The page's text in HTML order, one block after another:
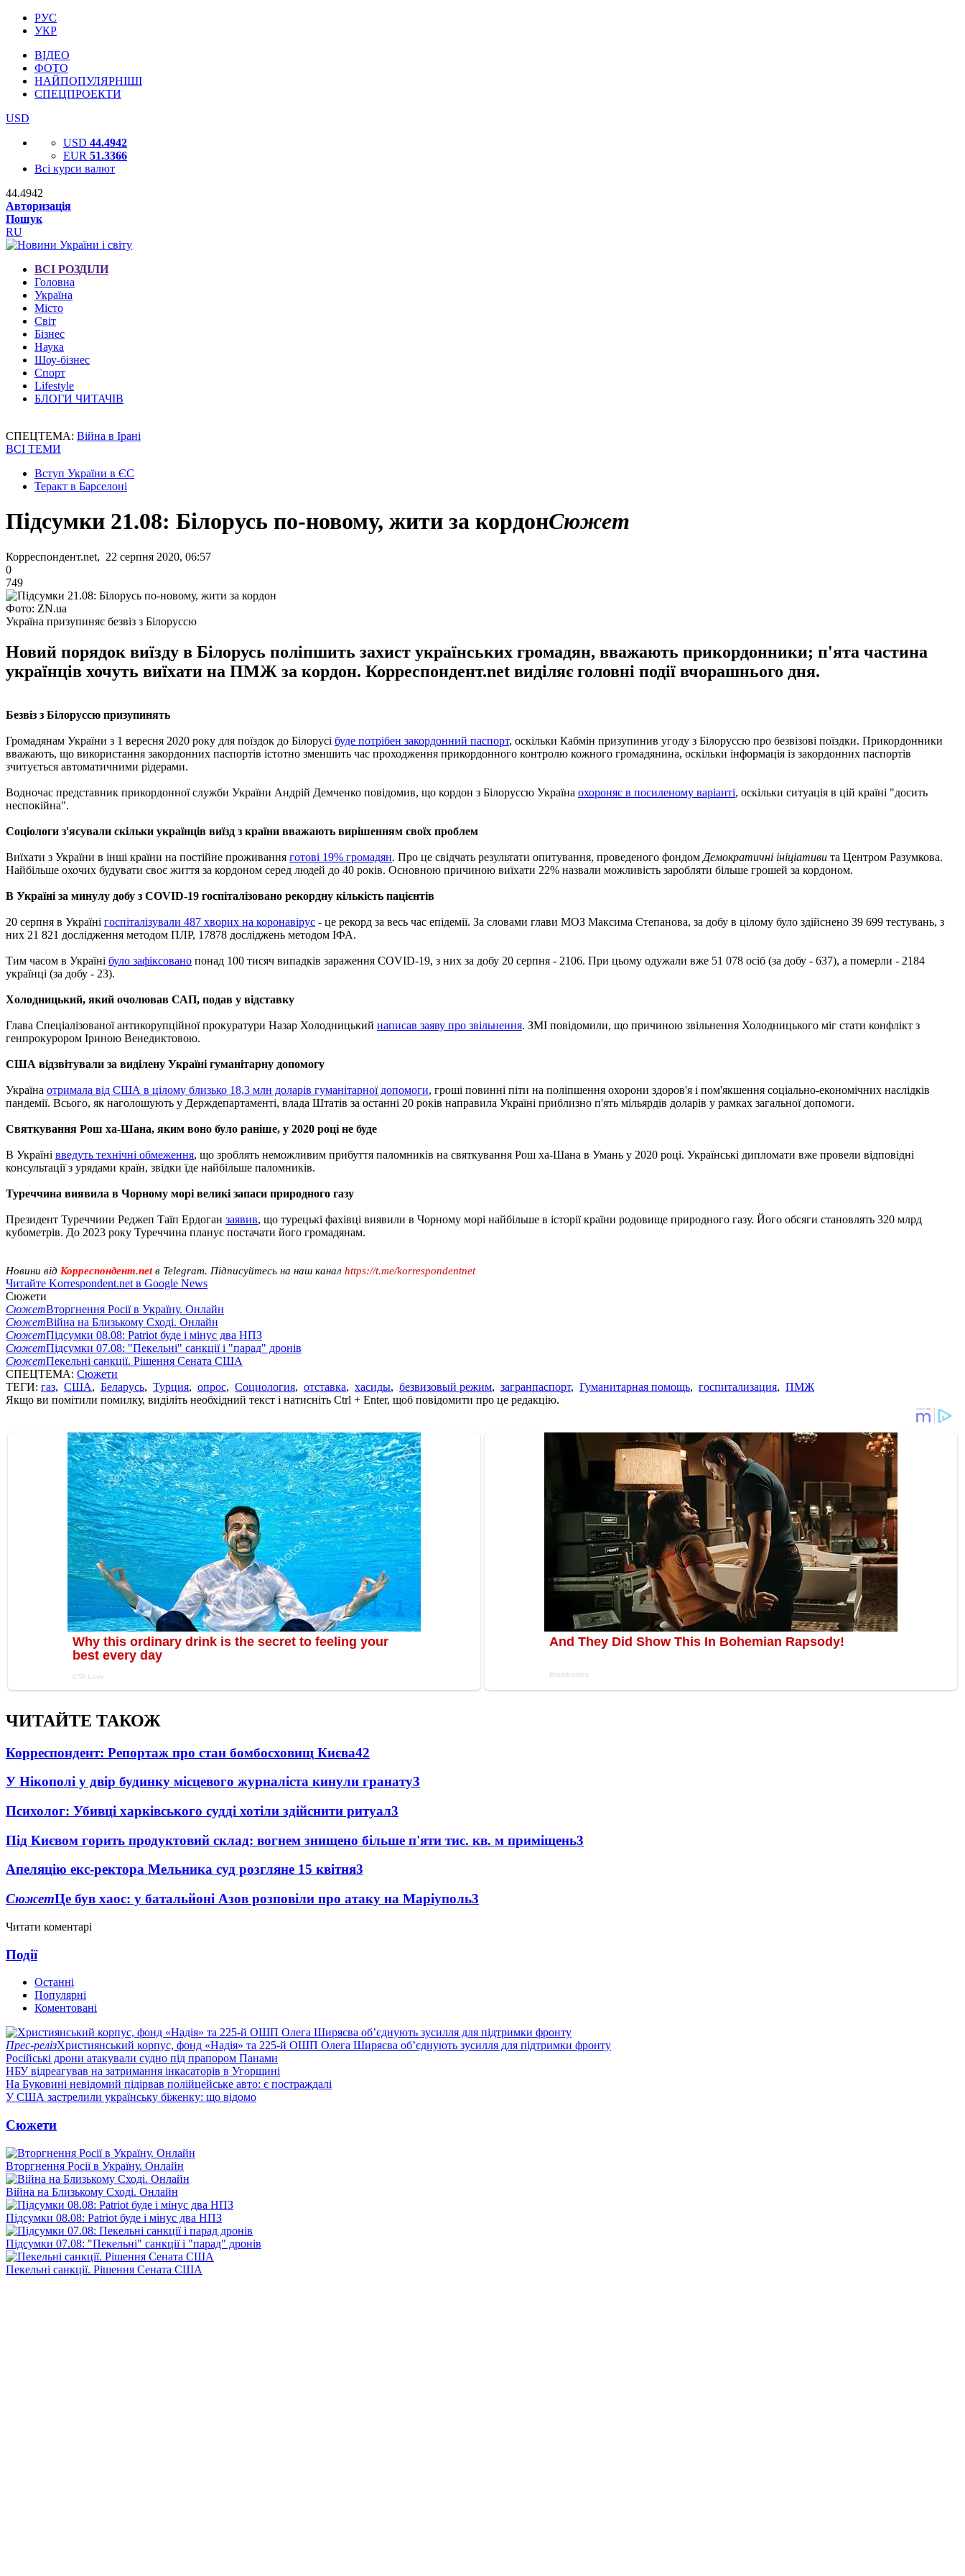
РУС
УКР
ВІДЕО
ФОТО
НАЙПОПУЛЯРНІШІ
СПЕЦПРОЕКТИ
USD
USD 44.4942
EUR 51.3366
Всі курси валют
44.4942
Авторизація
Пошук
RU
ВСІ РОЗДІЛИ
Головна
Україна
Місто
Світ
Бізнес
Наука
Шоу-бізнес
Спорт
Lifestyle
БЛОГИ ЧИТАЧІВ
СПЕЦТЕМА: Війна в Ірані
ВСІ ТЕМИ
Вступ України в ЄС
Теракт в Барселоні
Підсумки 21.08: Білорусь по-новому, жити за кордонСюжет
Корреспондент.net, 22 серпня 2020, 06:57
0
749
Фото: ZN.ua
Україна призупиняє безвіз з Білоруссю
Новий порядок виїзду в Білорусь поліпшить захист українських громадян, вважають прикордонники; п'ята частина
українців хочуть виїхати на ПМЖ за кордон. Корреспондент.net виділяє головні події вчорашнього дня.
Безвіз з Білоруссю призупинять
Громадянам України з 1 вересня 2020 року для поїздок до Білорусі буде потрібен закордонний паспорт, оскільки Кабмін призупинив угоду з Білоруссю про безвізові поїздки. Прикордонники
вважають, що використання закордонних паспортів істотно зменшить час проходження прикордонного контролю кожного громадянина, оскільки інформація із закордонних паспортів
зчитується автоматичними рідерами.
Водночас представник прикордонної служби України Андрій Демченко повідомив, що кордон з Білоруссю Україна охороняє в посиленому варіанті, оскільки ситуація в цій країні "досить
неспокійна".
Соціологи з'ясували скільки українців виїзд з країни вважають вирішенням своїх проблем
Виїхати з України в інші країни на постійне проживання готові 19% громадян. Про це свідчать результати опитування, проведеного фондом Демократичні ініціативи та Центром Разумкова.
Найбільше охочих будувати своє життя за кордоном серед людей до 40 років. Основною причиною виїхати 22% назвали можливість заробляти більше грошей за кордоном.
В Україні за минулу добу з COVID-19 госпіталізовано рекордну кількість пацієнтів
20 серпня в Україні госпіталізували 487 хворих на коронавірус - це рекорд за весь час епідемії. За словами глави МОЗ Максима Степанова, за добу в цілому було здійснено 39 699 тестувань, з
них 21 821 дослідження методом ПЛР, 17878 досліджень методом ІФА.
Тим часом в Україні було зафіксовано понад 100 тисяч випадків зараження COVID-19, з них за добу 20 серпня - 2106. При цьому одужали вже 51 078 осіб (за добу - 637), а померли - 2184
українці (за добу - 23).
Холодницький, який очолював САП, подав у відставку
Глава Спеціалізованої антикорупційної прокуратури Назар Холодницький написав заяву про звільнення. ЗМІ повідомили, що причиною звільнення Холодницького міг стати конфлікт з
генпрокурором Іриною Венедиктовою.
США відзвітували за виділену Україні гуманітарну допомогу
Україна отримала від США в цілому близько 18,3 млн доларів гуманітарної допомоги, гроші повинні піти на поліпшення охорони здоров'я і пом'якшення соціально-економічних наслідків
пандемії. Всього, як наголошують у Держдепартаменті, влада Штатів за останні 20 років направила Україні приблизно п'ять мільярдів доларів у рамках загальної допомоги.
Святкування Рош ха-Шана, яким воно було раніше, у 2020 році не буде
В Україні введуть технічні обмеження, що зроблять неможливим прибуття паломників на святкування Рош ха-Шана в Умань у 2020 році. Українські дипломати вже провели відповідні
консультації з урядами країн, звідки їде найбільше паломників.
Туреччина виявила в Чорному морі великі запаси природного газу
Президент Туреччини Реджеп Таїп Ердоган заявив, що турецькі фахівці виявили в Чорному морі найбільше в історії країни родовище природного газу. Його обсяги становлять 320 млрд
кубометрів. До 2023 року Туреччина планує постачати його громадянам.
Новини від Корреспондент.net в Telegram. Підписуйтесь на наш канал https://t.me/korrespondentnet
Читайте Korrespondent.net в Google News
Сюжети
СюжетВторгнення Росії в Україну. Онлайн
СюжетВійна на Близькому Сході. Онлайн
СюжетПідсумки 08.08: Patriot буде і мінус два НПЗ
СюжетПідсумки 07.08: "Пекельні" санкції і "парад" дронів
СюжетПекельні санкції. Рішення Сената США
СПЕЦТЕМА: Сюжети
ТЕГИ: газ, США, Беларусь, Турция, опрос, Социология, отставка, хасиды, безвизовый режим, загранпаспорт, Гуманитарная помощь, госпитализация, ПМЖ
Якщо ви помітили помилку, виділіть необхідний текст і натисніть Ctrl + Enter, щоб повідомити про це редакцію.
ЧИТАЙТЕ ТАКОЖ
Корреспондент: Репортаж про стан бомбосховищ Києва42
У Нікополі у двір будинку місцевого журналіста кинули гранату3
Психолог: Убивці харківського судді хотіли здійснити ритуал3
Під Києвом горить продуктовий склад: вогнем знищено більше п'яти тис. кв. м приміщень3
Апеляцію екс-ректора Мельника суд розгляне 15 квітня3
СюжетЦе був хаос: у батальйоні Азов розповіли про атаку на Маріуполь3
Читати коментарі
Події
Останні
Популярні
Коментовані
Прес-релізХристиянський корпус, фонд «Надія» та 225-й ОШП Олега Ширяєва об’єднують зусилля для підтримки фронту
Російські дрони атакували судно під прапором Панами
НБУ відреагував на затримання інкасаторів в Угорщині
На Буковині невідомий підірвав полійцейське авто: є постраждалі
У США застрелили українську біженку: що відомо
Сюжети
Вторгнення Росії в Україну. Онлайн
Війна на Близькому Сході. Онлайн
Підсумки 08.08: Patriot буде і мінус два НПЗ
Підсумки 07.08: "Пекельні" санкції і "парад" дронів
Пекельні санкції. Рішення Сената США